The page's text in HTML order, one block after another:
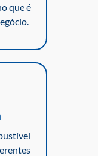
que é